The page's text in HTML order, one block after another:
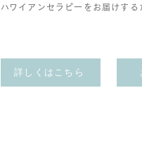
ハワイアンセラピーをお届けする
詳しくはこちら